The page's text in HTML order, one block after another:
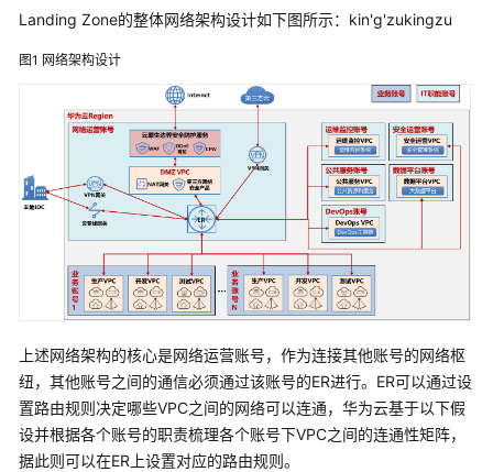
安
解
使
用
传
OBS
中
云
Landing Zone的整体网络架构设计如下图所示：kin'g'zukingzu
图1 网络架构设计
上述网络架构的核心是网络运营账号，作为连接其他账号的网络枢
纽，其他账号之间的通信必须通过该账号的ER进行。ER可以通过设
置路由规则决定哪些VPC之间的网络可以连通，华为云基于以下假
设并根据各个账号的职责梳理各个账号下VPC之间的连通性矩阵，
据此则可以在ER上设置对应的路由规则。